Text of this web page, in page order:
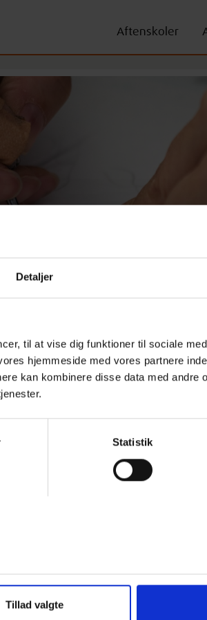
Detaljer
til at vise dig funktioner til sociale
hjemmeside med vores partnere
kan kombinere disse data med andre
Statistik
Tillad valgte
Aftenskoler
^
sproglig form (fx. "engelsk" i stedet for
Eriksen